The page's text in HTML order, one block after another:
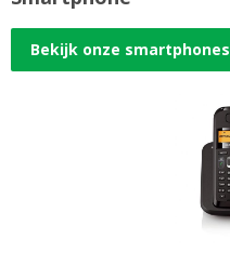
Bekijk onze smartphones